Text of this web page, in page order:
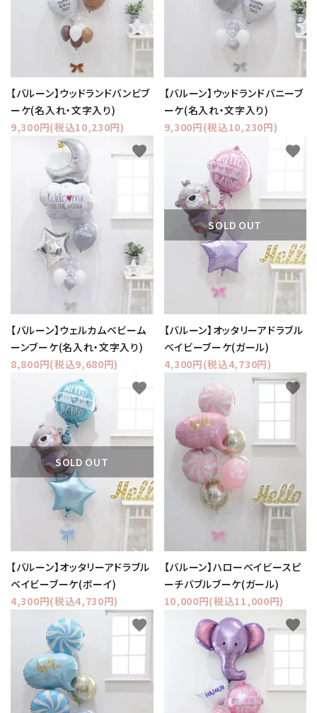
【バルーン】ウッドランドバンビブ
ーケ(名入れ・文字入り)
9,300円(税込10,230円)
【バルーン】ウッドランドバニーブ
ーケ(名入れ・文字入り)
9,300円(税込10,230円)
【バルーン】ウェルカムベビーム
ーンブーケ(名入れ・文字入り)
8,800円(税込9,680円)
favorite
SOLD OUT
【バルーン】オッタリーアドラブル
ベイビーブーケ(ガール)
4,300円(税込4,730円)
favorite
SOLD OUT
【バルーン】オッタリーアドラブル
ベイビーブーケ(ボーイ)
4,300円(税込4,730円)
favorite
【バルーン】ハローベイビースピ
ーチバブルブーケ(ガール)
10,000円(税込11,000円)
favorite
favorite favorite